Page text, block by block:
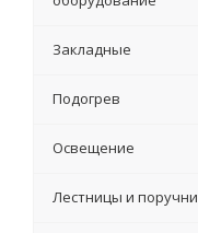
Закладные
Подогрев
Освещение
Лестницы и поручни